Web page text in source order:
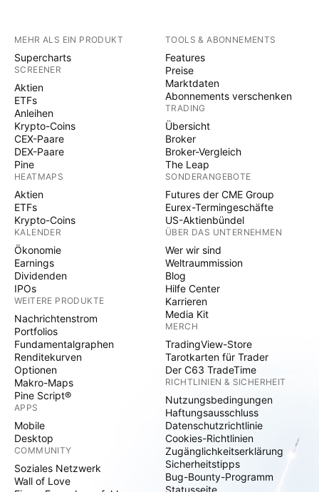
MEHR ALS EIN PRODUKT
Supercharts
SCREENER
Aktien
ETFs
Anleihen
Krypto-Coins
CEX-Paare
DEX-Paare
Pine
HEATMAPS
Aktien
ETFs
Krypto-Coins
KALENDER
Ökonomie
Earnings
Dividenden
IPOs
WEITERE PRODUKTE
Nachrichtenstrom
Portfolios
Fundamentalgraphen
Renditekurven
Optionen
Makro-Maps
Pine Script®
APPS
Mobile
Desktop
COMMUNITY
Soziales Netzwerk
Wall of Love
TOOLS & ABONNEMENTS
Features
Preise
Marktdaten
Abonnements verschenken
TRADING
Übersicht
Broker
Broker-Vergleich
The Leap
SONDERANGEBOTE
Futures der CME Group
Eurex-Termingeschäfte
US-Aktienbündel
ÜBER DAS UNTERNEHMEN
Wer wir sind
Weltraummission
Blog
Hilfe Center
Karrieren
Media Kit
MERCH
TradingView-Store
Tarotkarten für Trader
Der C63 TradeTime
RICHTLINIEN & SICHERHEIT
Nutzungsbedingungen
Haftungsausschluss
Datenschutzrichtlinie
Cookies-Richtlinien
Zugänglichkeitserklärung
Sicherheitstipps
Bug-Bounty-Programm
Statusseite